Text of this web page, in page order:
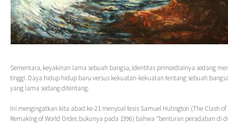
Sementara, keyakinan lama sebuah bangsa, identitas primordialnya sedang
tinggi. Daya hidup hidup baru versus kekuatan-kekuatan tentang sebuah
yang lama sedang ditentang.
Ini mengingatkan kita abad ke-21 menyoal tesis Samuel Hutington (The Clash
Remaking of World Order, bukunya pada 1996) bahwa “benturan peradaban di